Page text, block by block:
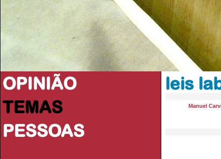
OPINIÃO
TEMAS
PESSOAS
leis
Manuel